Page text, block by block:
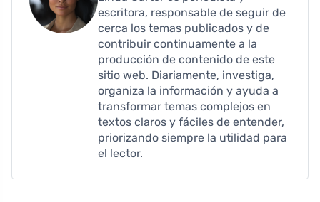
escritora, responsable de seguir de
cerca los temas publicados y de
contribuir continuamente a la
producción de contenido de este
sitio web. Diariamente, investiga,
organiza la información y ayuda a
transformar temas complejos en
textos claros y fáciles de entender,
priorizando siempre la utilidad para
el lector.